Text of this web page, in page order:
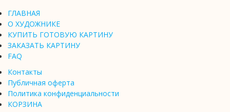
ГЛАВНАЯ
О ХУДОЖНИКЕ
КУПИТЬ ГОТОВУЮ КАРТИНУ
ЗАКАЗАТЬ КАРТИНУ
FAQ
Контакты
Публичная оферта
Политика конфиденциальности
КОРЗИНА